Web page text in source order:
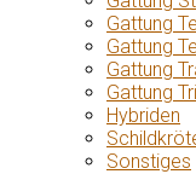
Gattung
Gattung
Gattung
Gattung
Hybriden
Sonstiges